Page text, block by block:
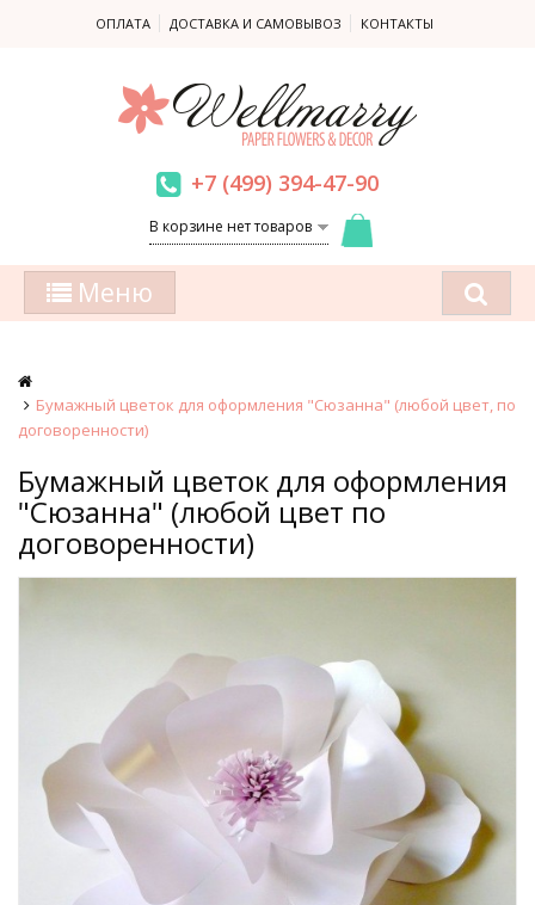
ОПЛАТА ДОСТАВКА И САМОВЫВОЗ КОНТАКТЫ
+7 (499) 394-47-90
В корзине нет товаров
Меню
Бумажный цветок для оформления "Сюзанна" (любой цвет, по
договоренности)
Бумажный цветок для оформления
"Сюзанна" (любой цвет по
договоренности)